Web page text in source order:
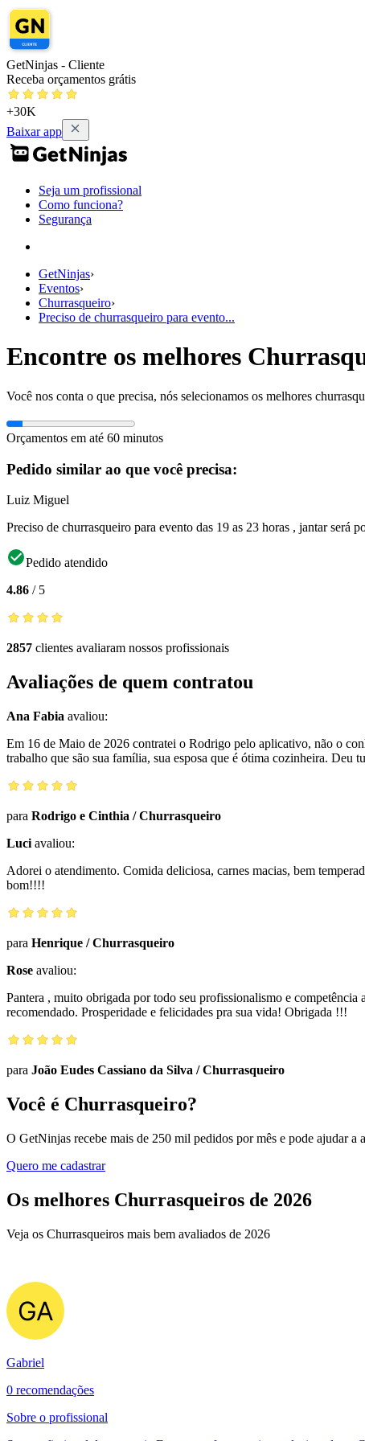
GetNinjas - Cliente
Receba orçamentos grátis
+30K
Baixar app
Seja um profissional
Como funciona?
Segurança
GetNinjas›
Eventos›
Churrasqueiro›
Preciso de churrasqueiro para evento...
Encontre os melhores
Você nos conta o que precisa, nós selecionamos os melhores
Orçamentos em até 60 minutos
Pedido similar ao que você precisa:
Luiz Miguel
Preciso de churrasqueiro para evento das 19 as 23 horas , jantar será
Pedido atendido
4.86 / 5
2857 clientes avaliaram nossos profissionais
Avaliações de quem contratou
Ana Fabia avaliou:
Em 16 de Maio de 2026 contratei o Rodrigo pelo aplicativo, não o
trabalho que são sua família, sua esposa que é ótima cozinheira. Deu
para Rodrigo e Cinthia /Churrasqueiro
Luci avaliou:
Adorei o atendimento. Comida deliciosa, carnes macias, bem
bom!!!!
para Henrique /Churrasqueiro
Rose avaliou:
Pantera , muito obrigada por todo seu profissionalismo e
recomendado. Prosperidade e felicidades pra sua vida! Obrigada !!!
para João Eudes Cassiano da Silva /Churrasqueiro
Você é Churrasqueiro?
O GetNinjas recebe mais de 250 mil pedidos por mês e pode ajudar a
Quero me cadastrar
Os melhores Churrasqueiros de 2026
Veja os Churrasqueiros mais bem avaliados de 2026
Gabriel
0 recomendações
Sobre o profissional